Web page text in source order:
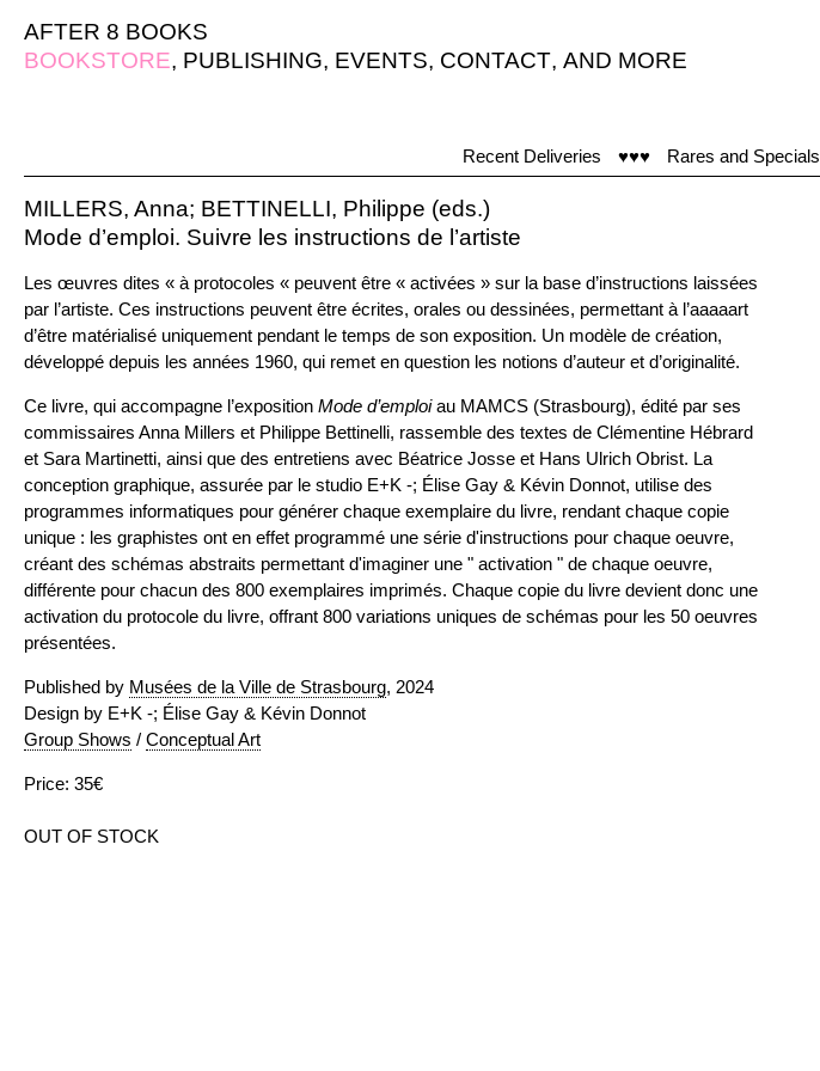
AFTER 8 BOOKS
BOOKSTORE, PUBLISHING, EVENTS, CONTACT, AND MORE
Recent Deliveries ♥♥♥ Rares and Specials
MILLERS, Anna; BETTINELLI, Philippe (eds.)
Mode d’emploi. Suivre les instructions de l’artiste
Les œuvres dites « à protocoles « peuvent être « activées » sur la base d’instructions laissées
par l’artiste. Ces instructions peuvent être écrites, orales ou dessinées, permettant à l’aaaaart
d’être matérialisé uniquement pendant le temps de son exposition. Un modèle de création,
développé depuis les années 1960, qui remet en question les notions d’auteur et d’originalité.
Ce livre, qui accompagne l’exposition Mode d’emploiau MAMCS (Strasbourg), édité par ses
commissaires Anna Millers et Philippe Bettinelli, rassemble des textes de Clémentine Hébrard
et Sara Martinetti, ainsi que des entretiens avec Béatrice Josse et Hans Ulrich Obrist. La
conception graphique, assurée par le studio E+K -; Élise Gay & Kévin Donnot, utilise des
programmes informatiques pour générer chaque exemplaire du livre, rendant chaque copie
unique : les graphistes ont en effet programmé une série d'instructions pour chaque oeuvre,
créant des schémas abstraits permettant d'imaginer une " activation " de chaque oeuvre,
différente pour chacun des 800 exemplaires imprimés. Chaque copie du livre devient donc une
activation du protocole du livre, offrant 800 variations uniques de schémas pour les 50 oeuvres
présentées.
Published by Musées de la Ville de Strasbourg, 2024
Design by E+K -; Élise Gay & Kévin Donnot
Group Shows / Conceptual Art
Price: 35€
OUT OF STOCK